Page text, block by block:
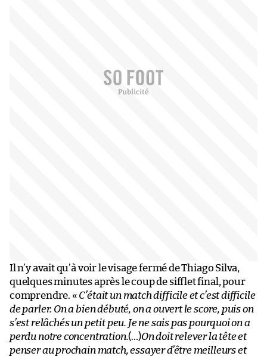
Il n’y avait qu’à voir le visage fermé de Thiago Silva,
quelques minutes après le coup de sifflet final, pour
comprendre. « C’était un match difficile et c’est difficile
de parler. On a bien débuté, on a ouvert le score, puis on
s’est relâchés un petit peu. Je ne sais pas pourquoi on a
perdu notre concentration.(…)On doit relever la tête et
penser au prochain match, essayer d’être meilleurs et